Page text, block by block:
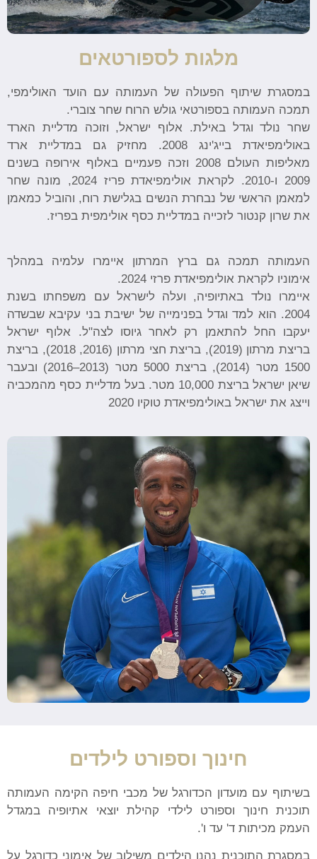
מלגות לספורטאים
במסגרת שיתוף הפעולה של העמותה עם הועד האולימפי,
תמכה העמותה בספורטאי גולש הרוח שחר צוברי.
שחר נולד וגדל באילת. אלוף ישראל, וזוכה מדליית הארד
באולימפיאדת בייג'ינג 2008. מחזיק גם במדליית ארד
מאליפות העולם 2008 וזכה פעמיים באלוף אירופה בשנים
2009 ו-2010. לקראת אולימפיאדת פריז 2024, מונה שחר
למאמן הראשי של נבחרת הנשים בגלישת רוח, והוביל כמאמן
את שרון קנטור לזכייה במדליית כסף אולימפית בפריז.
העמותה תמכה גם ברץ המרתון איימרו עלמיה במהלך
אימוניו לקראת אולימפיאדת פרזי 2024.
איימרו נולד באתיופיה, ועלה לישראל עם משפחתו בשנת
2004. הוא למד וגדל בפנימייה של ישיבת בני עקיבא שבשדה
יעקבו החל להתאמן רק לאחר גיוסו לצה"ל. אלוף ישראל
בריצת מרתון (2019), בריצת חצי מרתון (2016, 2018), בריצת
1500 מטר (2014), בריצת 5000 מטר (2013–2016) ובעבר
שיאן ישראל בריצת 10,000 מטר. בעל מדליית כסף מהמכביה
וייצג את ישראל באולימפיאדת טוקיו 2020
חינוך וספורט לילדים
בשיתוף עם מועדון הכדורגל של מכבי חיפה הקימה העמותה
תוכנית חינוך וספורט לילדי קהילת יוצאי אתיופיה במגדל
העמק מכיתות ד' עד ו'.
במסגרת התוכנית נהנו הילדים משילוב של אימוני כדורגל על